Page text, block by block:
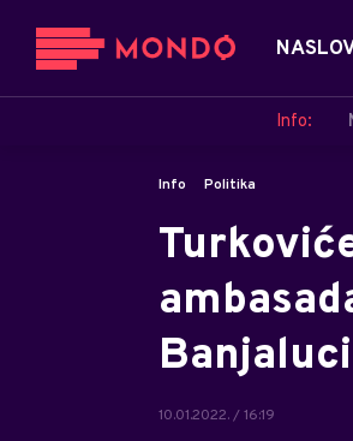
Info:
Info Politika
Banjaluci
10.01.2022. / 16:19